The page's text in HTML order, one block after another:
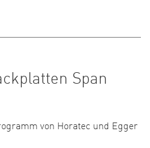
Span
von Horatec und Egger